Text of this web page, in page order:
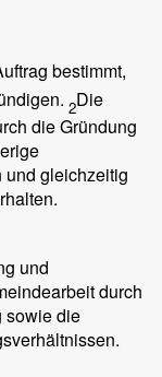
bestimmt,
2Die
die Gründung
und gleichzeitig
und
durch
sowie die